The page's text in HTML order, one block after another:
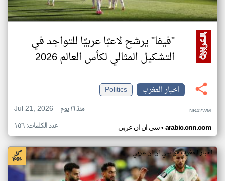
"فيفا" يرشح لاعبًا عربيًا للتواجد في
التشكيل المثالي لكأس العالم 2026
اخبار المغرب
Politics
Jul 21, 2026
منذ ١٦ يوم NB42WM
سي ان ان عربي• arabic.cnn.com عدد الكلمات: ١٥٦
اخبار المغرب من سي ان ان عربي